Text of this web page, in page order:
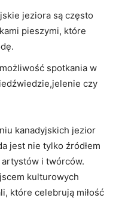
jeziora są ⁣często⁤
pieszymi, które
spotkania​ w
czy
kanadyjskich jezior
jest nie⁤ tylko źródłem
i twórców.
kulturowych⁤
​które celebrują miłość‌